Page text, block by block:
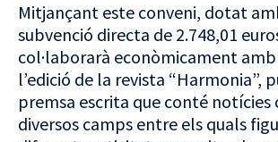
Mitjançant este conveni, dotat
subvenció directa de 2.748,01
col·laborarà econòmicament amb
l’edició de la revista “Harmonia”,
premsa escrita que conté notícies
diversos camps entre els quals